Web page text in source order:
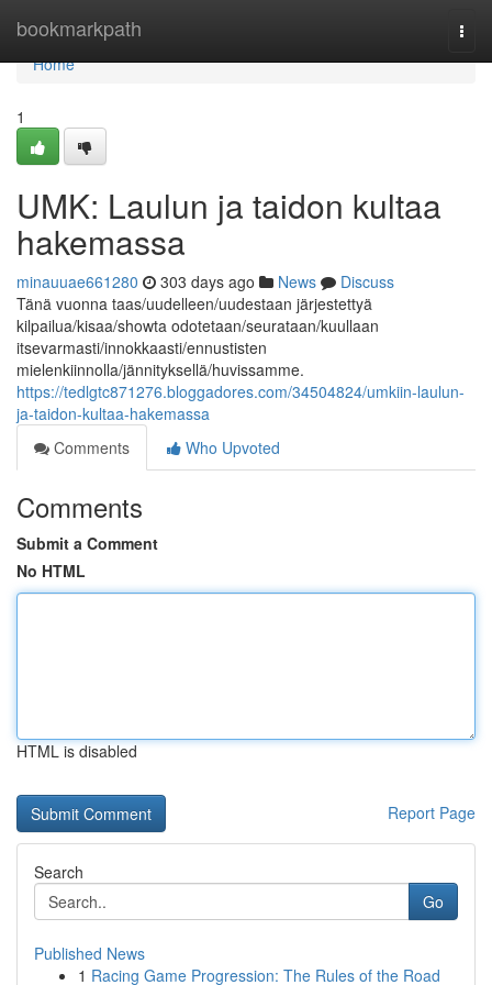
bookmarkpath
Home
Home
1
UMK: Laulun ja taidon kultaa
hakemassa
minauuae661280 303 days ago News
Discuss
Tänä vuonna taas/uudelleen/uudestaan järjestettyä
kilpailua/kisaa/showta odotetaan/seurataan/kuullaan
itsevarmasti/innokkaasti/ennustisten
mielenkiinnolla/jännityksellä/huvissamme.
https://tedlgtc871276.bloggadores.com/34504824/umkiin-laulun-
ja-taidon-kultaa-hakemassa
Comments
Who Upvoted
Comments
Submit a Comment
No HTML
HTML is disabled
Report Page
Search
Go
Published News
1 Racing Game Progression: The Rules of the Road